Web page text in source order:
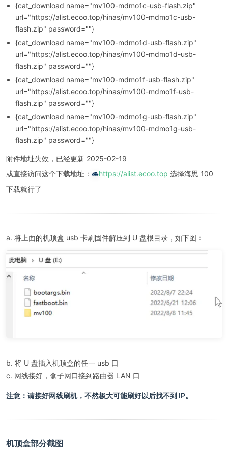
{cat_download name="mv100-mdmo1c-usb-flash.zip"
url="https://alist.ecoo.top/hinas/mv100-mdmo1c-usb-
flash.zip" password=""}
{cat_download name="mv100-mdmo1d-usb-flash.zip"
url="https://alist.ecoo.top/hinas/mv100-mdmo1d-usb-
flash.zip" password=""}
{cat_download name="mv100-mdmo1f-usb-flash.zip"
url="https://alist.ecoo.top/hinas/mv100-mdmo1f-usb-
flash.zip" password=""}
{cat_download name="mv100-mdmo1g-usb-flash.zip"
url="https://alist.ecoo.top/hinas/mv100-mdmo1g-usb-
flash.zip" password=""}
附件地址失效，已经更新 2025-02-19
或直接访问这个下载地址：
https://alist.ecoo.top 选择海思 100
下载就行了
a. 将上面的机顶盒 usb 卡刷固件解压到 U 盘根目录，如下图：
b. 将 U 盘插入机顶盒的任一 usb 口
c. 网线接好，盒子网口接到路由器 LAN 口
注意：请接好网线刷机，不然极大可能刷好以后找不到 IP。
机顶盒部分截图